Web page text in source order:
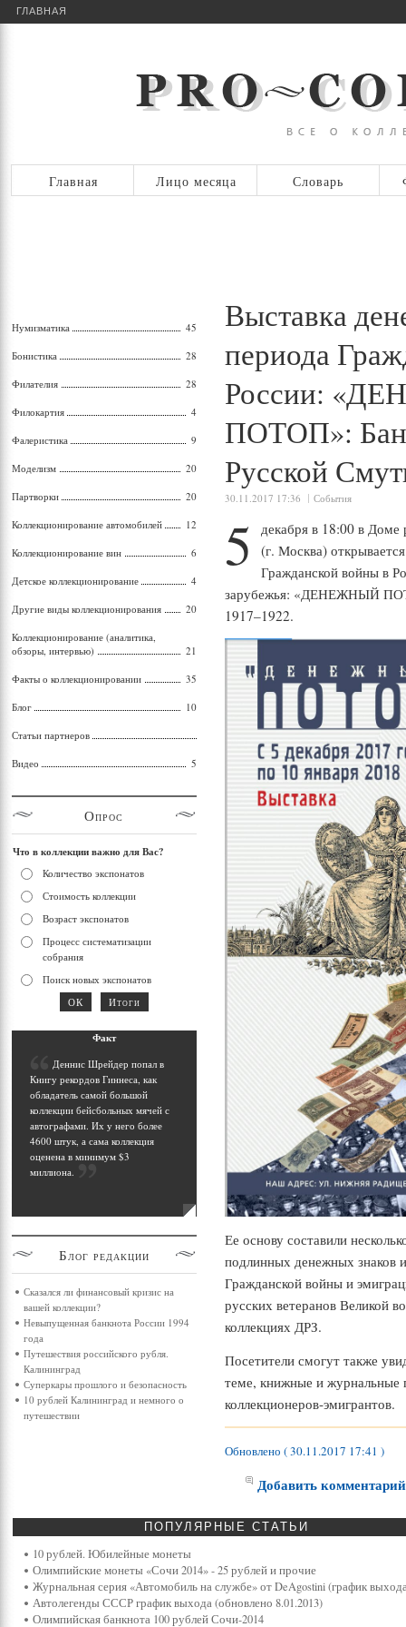
ГЛАВНАЯ
Главная Лицо месяца Словарь
Выставка
периода
России:
ПОТОП»:
Русской
30.11.2017 17:36 События
5
декабря в 18:00 в
(г. Москва)
Гражданской войны в
зарубежья: «ДЕНЕЖНЫЙ
1917–1922.
Ее основу составили
подлинных денежных знаков
Гражданской войны и
русских ветеранов Великой
коллекциях ДРЗ.
Посетители смогут также
теме, книжные и журнальные
коллекционеров-эмигрантов.
Обновлено ( 30.11.2017 17:41 )
Добавить комментарий
Нумизматика 45
Бонистика 28
Филателия 28
Филокартия 4
Фалеристика 9
Моделизм 20
Партворки 20
Коллекционирование автомобилей 12
Коллекционирование вин 6
Детское коллекционирование 4
Другие виды коллекционирования 20
Коллекционирование (аналитика,
обзоры, интервью)
21
Факты о коллекционировании 35
Блог 10
Статьи партнеров
Видео 5
Опрос
Что в коллекции важно для Вас?
Количество экспонатов
Стоимость коллекции
Возраст экспонатов
Процесс систематизации
собрания
Поиск новых экспонатов
Факт
Деннис Шрейдер попал в
Книгу рекордов Гиннеса, как
обладатель самой большой
коллекции бейсбольных мячей с
автографами. Их у него более
4600 штук, а сама коллекция
оценена в минимум $3
миллиона.
Блог редакции
Сказался ли финансовый кризис на
вашей коллекции?
Невыпущенная банкнота России 1994
года
Путешествия российского рубля.
Калининград
Суперкары прошлого и безопасность
10 рублей Калининград и немного о
путешествии
ПОПУЛЯРНЫЕ СТАТЬИ
10 рублей. Юбилейные монеты
Олимпийские монеты «Сочи 2014» - 25 рублей и прочие
Журнальная серия «Автомобиль на службе» от DeAgostini (график
Автолегенды СССР график выхода (обновлено 8.01.2013)
Олимпийская банкнота 100 рублей Сочи-2014